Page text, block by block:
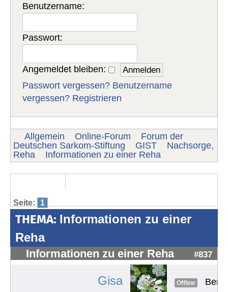
Benutzername:
Passwort:
Angemeldet bleiben:
Passwort vergessen? Benutzername
vergessen? Registrieren
Allgemein Online-Forum
Forum der
Deutschen Sarkom-Stiftung
GIST
Nachsorge,
Reha
Informationen zu einer Reha
Seite: 1
THEMA: Informationen zu einer
Reha
Informationen zu einer Reha #837
Gisa Offline